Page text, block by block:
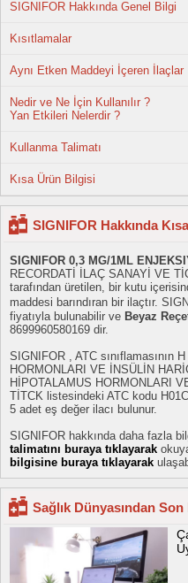
SIGNIFOR Hakkında Genel Bilgi
Kısıtlamalar
Aynı Etken Maddeyi İçeren İlaçlar
Nedir ve Ne İçin Kullanılır ?
Yan Etkileri Nelerdir ?
Kullanma Talimatı
Kısa Ürün Bilgisi
SIGNIFOR Hakkında
SIGNIFOR 0,3 MG/1ML
RECORDATİ İLAÇ SANAYİ VE
tarafından üretilen, bir kutu
maddesi barındıran bir ilaçtır.
fiyatıyla bulunabilir ve Beyaz
8699960580169 dir.
SIGNIFOR , ATC sınıflamasının
HORMONLARI VE İNSÜLİN
HİPOTALAMUS HORMONLARI
TİTCK listesindeki ATC kodu
5 adet eş değer ilacı bulunur.
SIGNIFOR hakkında daha fazla
talimatını buraya tıklayarak
bilgisine buraya tıklayarak
Sağlık Dünyasından